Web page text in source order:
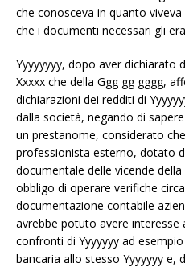
che conosceva in quanto
che i documenti necessari gli
Yyyyyyyy, dopo aver dichiarato
Xxxxx che della Ggg gg gggg,
dichiarazioni dei redditi di
dalla società, negando di
un prestanome, considerato
professionista esterno, dotato
documentale delle vicende
obbligo di operare verifiche
documentazione contabile
avrebbe potuto avere interesse
confronti di Yyyyyyy ad
bancaria allo stesso Yyyyyyy e,